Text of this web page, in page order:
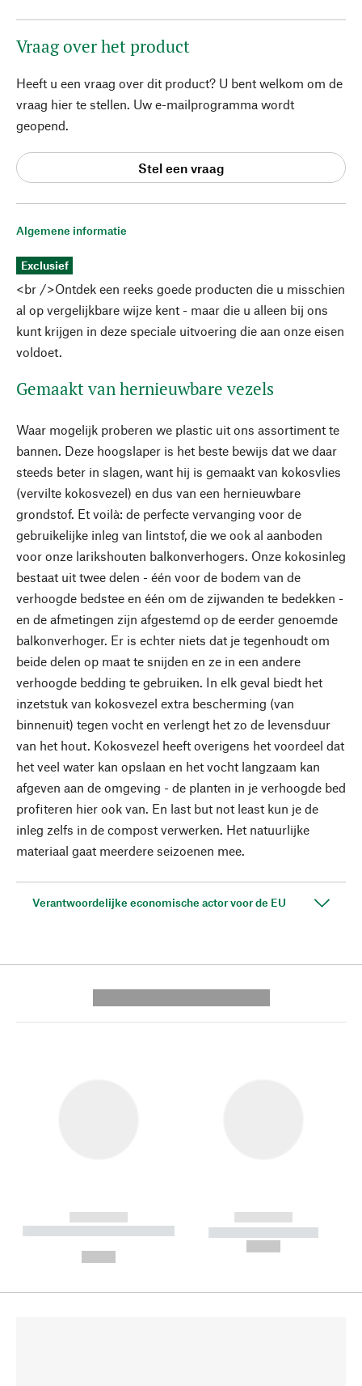
Algemene informatie
Exclusief
<br />Ontdek een reeks goede producten die u misschien
al op vergelijkbare wijze kent - maar die u alleen bij ons
kunt krijgen in deze speciale uitvoering die aan onze eisen
voldoet.
Gemaakt van hernieuwbare vezels
Waar mogelijk proberen we plastic uit ons assortiment te
bannen. Deze hoogslaper is het beste bewijs dat we daar
steeds beter in slagen, want hij is gemaakt van kokosvlies
(vervilte kokosvezel) en dus van een hernieuwbare
grondstof. Et voilà: de perfecte vervanging voor de
gebruikelijke inleg van lintstof, die we ook al aanboden
voor onze larikshouten balkonverhogers. Onze kokosinleg
bestaat uit twee delen - één voor de bodem van de
verhoogde bedstee en één om de zijwanden te bedekken -
en de afmetingen zijn afgestemd op de eerder genoemde
balkonverhoger. Er is echter niets dat je tegenhoudt om
beide delen op maat te snijden en ze in een andere
verhoogde bedding te gebruiken. In elk geval biedt het
inzetstuk van kokosvezel extra bescherming (van
binnenuit) tegen vocht en verlengt het zo de levensduur
van het hout. Kokosvezel heeft overigens het voordeel dat
het veel water kan opslaan en het vocht langzaam kan
afgeven aan de omgeving - de planten in je verhoogde bed
profiteren hier ook van. En last but not least kun je de
inleg zelfs in de compost verwerken. Het natuurlijke
materiaal gaat meerdere seizoenen mee.
Verantwoordelijke economische actor voor de EU
Vraag over het product
Heeft u een vraag over dit product? U bent welkom om de
vraag hier te stellen. Uw e-mailprogramma wordt
geopend.
Stel een vraag
------------
----------- ----------- --------
------------
----------- -----------